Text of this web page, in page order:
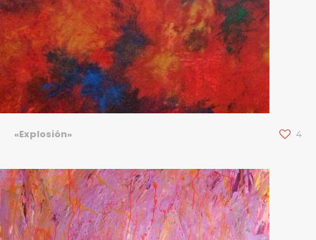
«Explosión» 4